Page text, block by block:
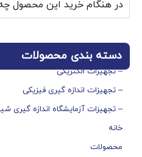
دسته بندی محصولات
– تجهیزات الکتریکی
– تجهیزات اندازه گیری فیزیکی
– تجهیزات آزمایشگاه اندازه گیری
خانه
محصولات
در هنگام خرید این محصول چه